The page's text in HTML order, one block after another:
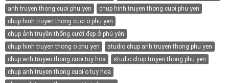
anh truyen thong cuoi phu yen
chup hinh truyen thong cuoi phu yen
chup hinh truyen thong cuoi o phu yen
chụp ảnh truyền thống cưới đẹp ở phú yên
chup hinh truyen thong o phu yen
studio chup anh truyen thong phu yen
chup anh truyen thong cuoi tuy hoa
studio chup truyen thong phu yen
chup anh truyen thong cuoi o tuy hoa